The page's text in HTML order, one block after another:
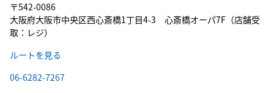
〒542-0086
大阪府大阪市中央区西心斎橋1丁目4-3 心斎橋オーパ7F（店舗受
取：レジ）
ルートを見る
06-6282-7267